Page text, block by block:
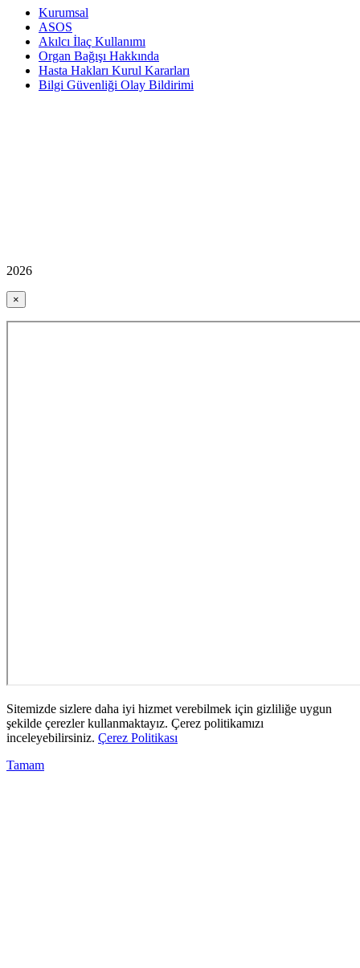
Kurumsal
ASOS
Akılcı İlaç Kullanımı
Organ Bağışı Hakkında
Hasta Hakları Kurul Kararları
Bilgi Güvenliği Olay Bildirimi
2026
×
Sitemizde sizlere daha iyi hizmet verebilmek için gizliliğe uygun
şekilde çerezler kullanmaktayız. Çerez politikamızı
inceleyebilirsiniz. Çerez Politikası
Tamam